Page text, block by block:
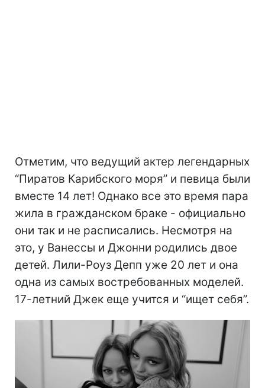
Отметим, что ведущий актер легендарных
“Пиратов Карибского моря” и певица были
вместе 14 лет! Однако все это время пара
жила в гражданском браке - официально
они так и не расписались. Несмотря на
это, у Ванессы и Джонни родились двое
детей. Лили-Роуз Депп уже 20 лет и она
одна из самых востребованных моделей.
17-летний Джек еще учится и “ищет себя”.